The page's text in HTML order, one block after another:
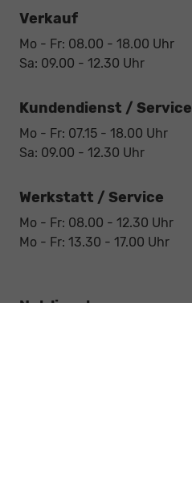
Verkauf
Mo - Fr: 08.00 - 18.00 Uhr
Sa: 09.00 - 12.30 Uhr
Kundendienst / Service
Mo - Fr: 07.15 - 18.00 Uhr
Sa: 09.00 - 12.30 Uhr
Werkstatt / Service
Mo - Fr: 08.00 - 12.30 Uhr
Mo - Fr: 13.30 - 17.00 Uhr
Notdienst